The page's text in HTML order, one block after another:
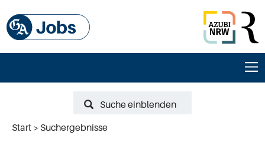
Suche einblenden
Start
Suchergebnisse